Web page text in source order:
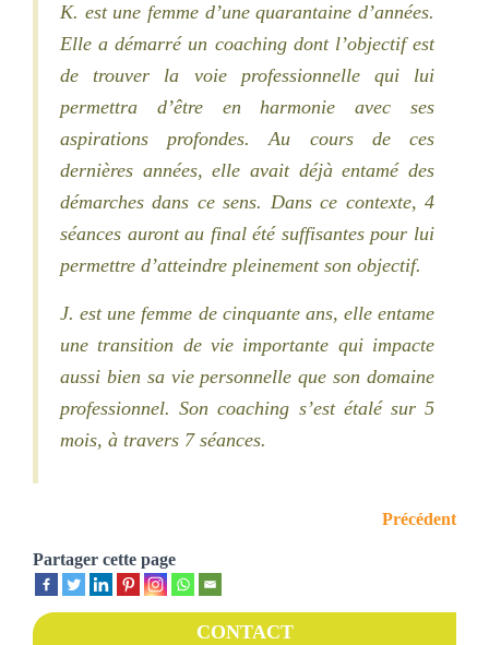
K. est une femme d’une quarantaine d’années.
Elle a démarré un coaching dont l’objectif est
de trouver la voie professionnelle qui lui
permettra d’être en harmonie avec ses
aspirations profondes. Au cours de ces
dernières années, elle avait déjà entamé des
démarches dans ce sens. Dans ce contexte, 4
séances auront au final été suffisantes pour lui
permettre d’atteindre pleinement son objectif.
J. est une femme de cinquante ans, elle entame
une transition de vie importante qui impacte
aussi bien sa vie personnelle que son domaine
professionnel. Son coaching s’est étalé sur 5
mois, à travers 7 séances.
Précédent
Partager cette page
CONTACT